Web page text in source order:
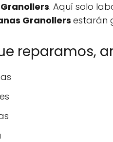
. Aquí solo
Granollers estarán
reparamos,